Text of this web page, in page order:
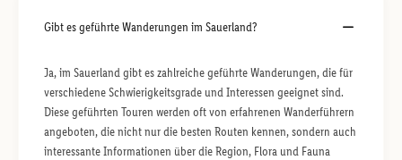
Gibt es geführte Wanderungen im Sauerland?
Ja, im Sauerland gibt es zahlreiche geführte Wanderungen, die für
verschiedene Schwierigkeitsgrade und Interessen geeignet sind.
Diese geführten Touren werden oft von erfahrenen Wanderführern
angeboten, die nicht nur die besten Routen kennen, sondern auch
interessante Informationen über die Region, Flora und Fauna